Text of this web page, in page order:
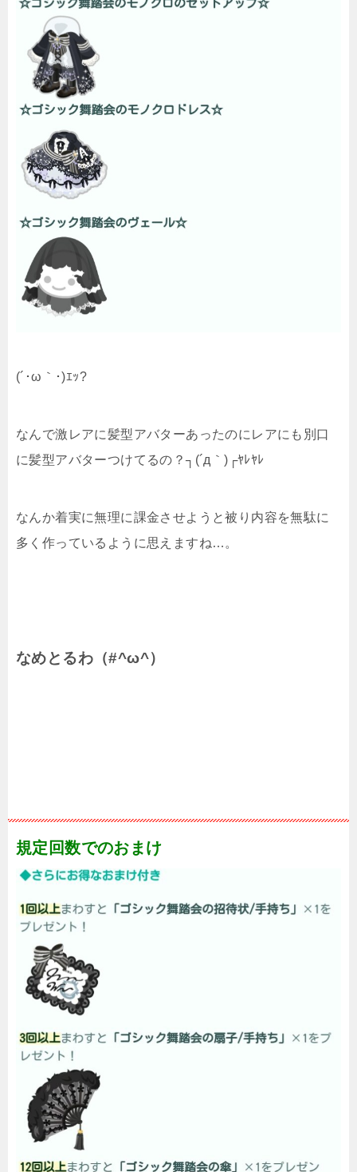
(´･ω｀･)ｴｯ?
なんで激レアに髪型アバターあったのにレアにも別口
に髪型アバターつけてるの？┐(´д｀)┌ﾔﾚﾔﾚ
なんか着実に無理に課金させようと被り内容を無駄に
多く作っているように思えますね…。
なめとるわ（#^ω^）
規定回数でのおまけ